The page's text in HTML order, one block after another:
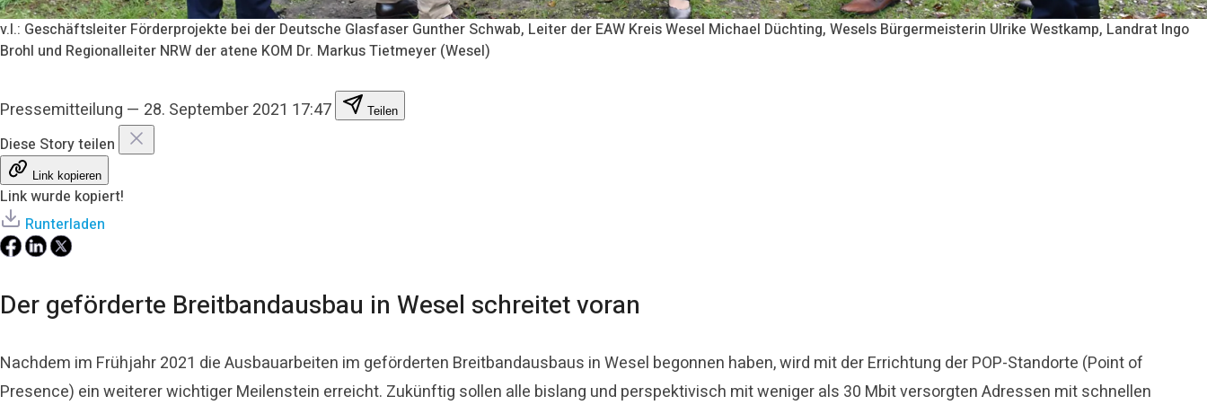
v.l.: Geschäftsleiter Förderprojekte bei der Deutsche Glasfaser Gunther Schwab, Leiter der EAW Kreis Wesel Michael Düchting, Wesels Bürgermeisterin Ulrike Westkamp, Landrat Ingo
Brohl und Regionalleiter NRW der atene KOM Dr. Markus Tietmeyer (Wesel)
Pressemitteilung — 28. September 2021 17:47 Teilen
Diese Story teilen
Link kopieren
Link wurde kopiert!
Runterladen
Der geförderte Breitbandausbau in Wesel schreitet voran
Nachdem im Frühjahr 2021 die Ausbauarbeiten im geförderten Breitbandausbaus in Wesel begonnen haben, wird mit der Errichtung der POP-Standorte (Point of
Presence) ein weiterer wichtiger Meilenstein erreicht. Zukünftig sollen alle bislang und perspektivisch mit weniger als 30 Mbit versorgten Adressen mit schnellen